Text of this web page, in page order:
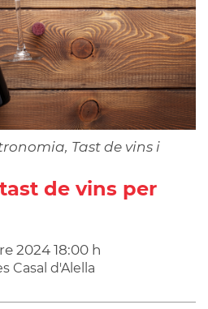
Tast de vins i
de vins per
2024 18:00 h
Casal d'Alella